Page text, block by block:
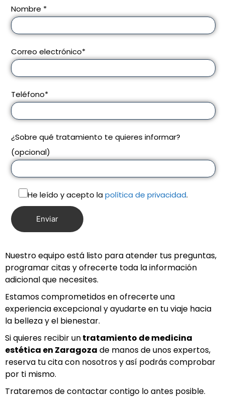
Nombre *
Correo electrónico*
Teléfono*
¿Sobre qué tratamiento te quieres informar?
(opcional)
He leído y acepto lapolítica de privacidad.
Nuestro equipo está listo para atender tus preguntas,
programar citas y ofrecerte toda la información
adicional que necesites.
Estamos comprometidos en ofrecerte una
experiencia excepcional y ayudarte en tu viaje hacia
la belleza y el bienestar.
Si quieres recibir untratamiento de medicina
estética en Zaragoza de manos de unos expertos,
reserva tu cita con nosotros y así podrás comprobar
por ti mismo.
Trataremos de contactar contigo lo antes posible.